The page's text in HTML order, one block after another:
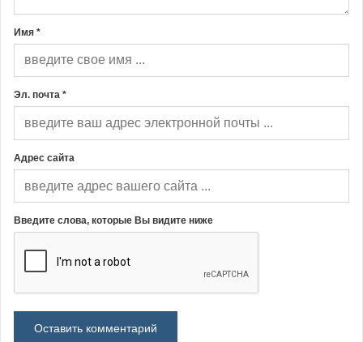
Имя *
Эл. почта *
Адрес сайта
Введите слова, которые Вы видите ниже